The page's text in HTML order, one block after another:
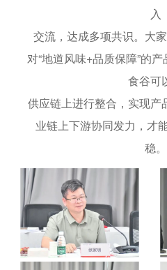
入
交流，达成多项共识。大
对“地道风味+品质保障”的
食谷可
供应链上进行整合，实现产
业链上下游协同发力，才
稳。